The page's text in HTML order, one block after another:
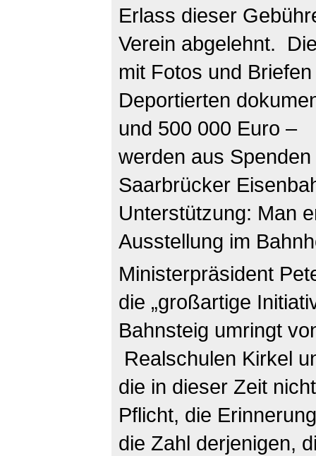
Erlass dieser
Verein abgelehnt.
mit Fotos und
Deportierten
und 500 000 Euro –
werden aus
Saarbrücker
Unterstützung: Man
Ausstellung im
Ministerpräsident
die „großartige
Bahnsteig umringt
Realschulen Kirkel
die in dieser Zeit
Pflicht, die
die Zahl derjenigen,